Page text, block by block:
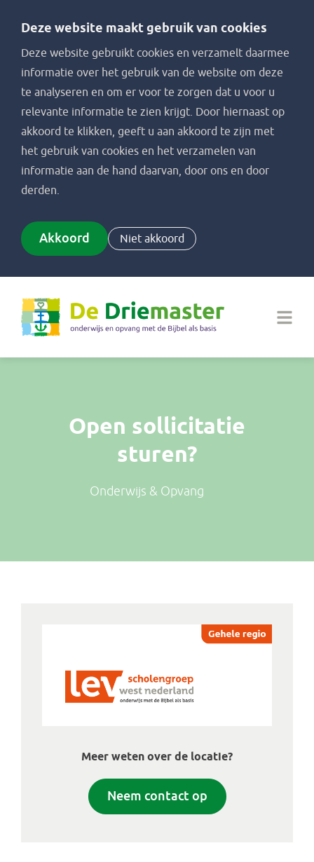
Deze website maakt gebruik van cookies
Deze website gebruikt cookies en verzamelt daarmee
informatie over het gebruik van de website om deze
te analyseren en om er voor te zorgen dat u voor u
relevante informatie te zien krijgt. Door hiernaast op
akkoord te klikken, geeft u aan akkoord te zijn met
het gebruik van cookies en het verzamelen van
informatie aan de hand daarvan, door ons en door
derden.
Akkoord Niet akkoord
Open sollicitatie
sturen?
Onderwijs & Opvang
Meer weten over de locatie?
Neem contact op